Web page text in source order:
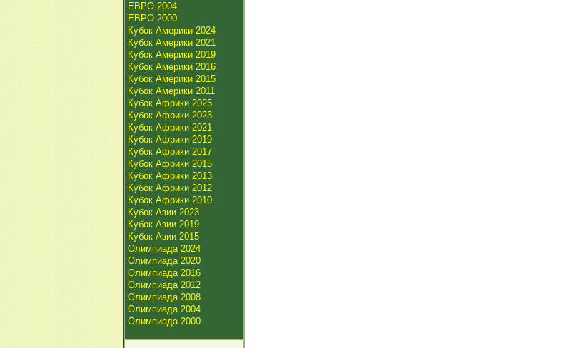
ЕВРО 2004
ЕВРО 2000
Кубок Америки 2024
Кубок Америки 2021
Кубок Америки 2019
Кубок Америки 2016
Кубок Америки 2015
Кубок Америки 2011
Кубок Африки 2025
Кубок Африки 2023
Кубок Африки 2021
Кубок Африки 2019
Кубок Африки 2017
Кубок Африки 2015
Кубок Африки 2013
Кубок Африки 2012
Кубок Африки 2010
Кубок Азии 2023
Кубок Азии 2019
Кубок Азии 2015
Олимпиада 2024
Олимпиада 2020
Олимпиада 2016
Олимпиада 2012
Олимпиада 2008
Олимпиада 2004
Олимпиада 2000